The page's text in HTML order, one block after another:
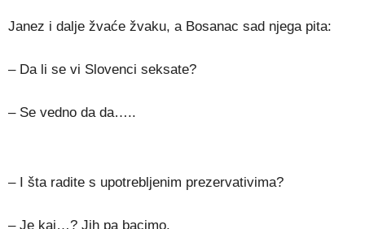
Janez i dalje žvaće žvaku, a Bosanac sad njega pita:
– Da li se vi Slovenci seksate?
– Se vedno da da…..
– I šta radite s upotrebljenim prezervativima?
– Je kaj…? Jih pa bacimo.